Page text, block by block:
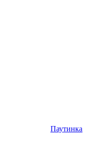
Паутинка